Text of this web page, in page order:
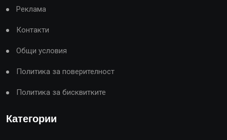
Реклама
Контакти
Общи условия
Политика за поверителност
Политика за бисквитките
Категории